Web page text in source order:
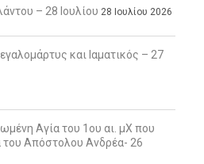
– 28 Ιουλίου 28 Ιουλίου 2026
και Ιαματικός – 27
Αγία του 1ου αι. μΧ που
του Απόστολου Ανδρέα- 26